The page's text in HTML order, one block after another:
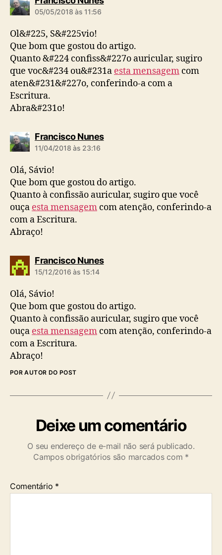
05/05/2018 às 11:56
Ol&#225, S&#225vio!
Que bom que gostou do artigo.
Quanto &#224 confiss&#227o auricular, sugiro
que voc&#234 ou&#231a esta mensagem com
aten&#231&#227o, conferindo-a com a
Escritura.
Abra&#231o!
Francisco Nunesd
11/04/2018 às 23:16
Olá, Sávio!
Que bom que gostou do artigo.
Quanto à confissão auricular, sugiro que você
ouça esta mensagem com atenção, conferindo-a
com a Escritura.
Abraço!
Francisco Nunesd
15/12/2016 às 15:14
Olá, Sávio!
Que bom que gostou do artigo.
Quanto à confissão auricular, sugiro que você
ouça esta mensagem com atenção, conferindo-a
com a Escritura.
Abraço!
POR AUTOR DO POST
Deixe um comentário
O seu endereço de e-mail não será publicado.
Campos obrigatórios são marcados com *
Comentário *